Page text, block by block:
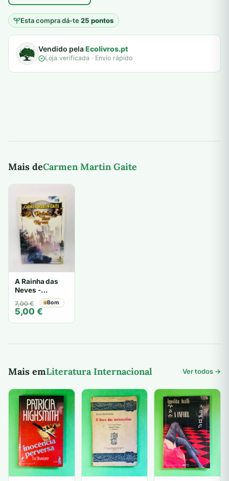
Esta compra dá-te25 pontos
Vendido pelaEcolivros.pt
Loja verificada · Envio rápido
Mais deCarmen Martin Gaite
A Rainha das
Neves -
Carmen Martin
Gaite
7,00€
O
preço
original
7,00 €.
5,00 €
O
preço
atual
5,00 €.
Bom
Mais emLiteratura Internacional Ver todos →